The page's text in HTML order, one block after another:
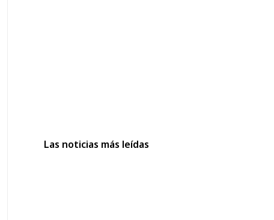
Las noticias más leídas